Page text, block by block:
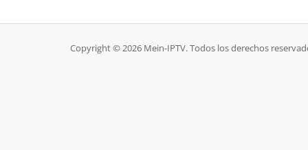
Copyright © 2026 Mein-IPTV. Todos los derechos